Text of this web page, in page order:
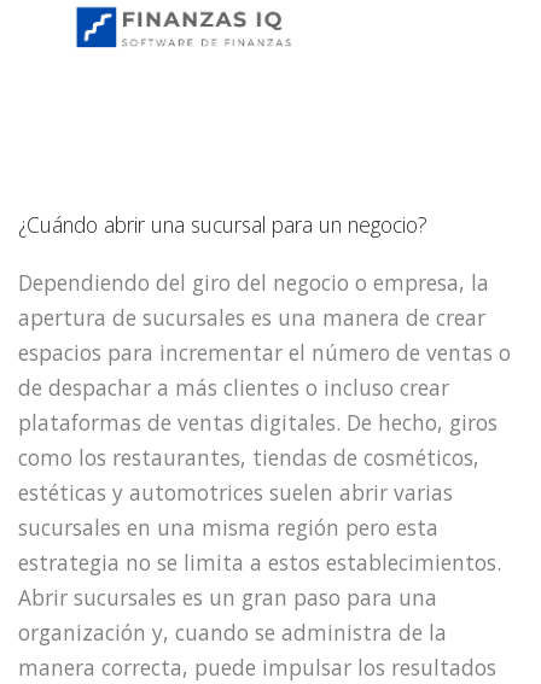
¿Cuándo abrir una sucursal para un negocio?
Dependiendo del giro del negocio o empresa, la
apertura de sucursales es una manera de crear
espacios para incrementar el número de ventas o
de despachar a más clientes o incluso crear
plataformas de ventas digitales. De hecho, giros
como los restaurantes, tiendas de cosméticos,
estéticas y automotrices suelen abrir varias
sucursales en una misma región pero esta
estrategia no se limita a estos establecimientos.
Abrir sucursales es un gran paso para una
organización y, cuando se administra de la
manera correcta, puede impulsar los resultados